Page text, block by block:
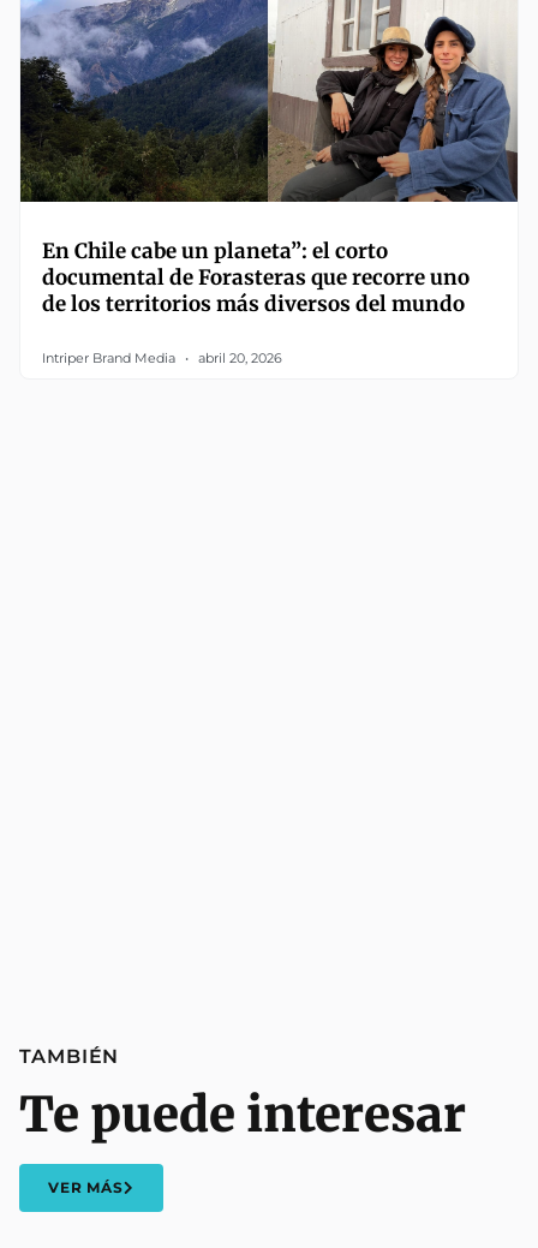
En Chile cabe un planeta”: el corto
documental de Forasteras que recorre uno
de los territorios más diversos del mundo
Intriper Brand Media abril 20, 2026
TAMBIÉN
Te puede interesar
VER MÁS